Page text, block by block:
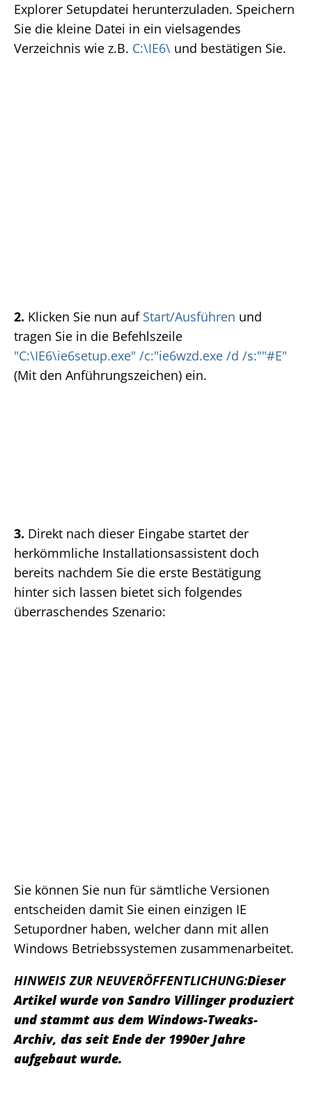
Explorer Setupdatei herunterzuladen. Speichern
Sie die kleine Datei in ein vielsagendes
Verzeichnis wie z.B. C:\IE6\ und bestätigen Sie.
2. Klicken Sie nun auf Start/Ausführen und
tragen Sie in die Befehlszeile
"C:\IE6\ie6setup.exe" /c:"ie6wzd.exe /d /s:""#E"
(Mit den Anführungszeichen) ein.
3. Direkt nach dieser Eingabe startet der
herkömmliche Installationsassistent doch
bereits nachdem Sie die erste Bestätigung
hinter sich lassen bietet sich folgendes
überraschendes Szenario:
Sie können Sie nun für sämtliche Versionen
entscheiden damit Sie einen einzigen IE
Setupordner haben, welcher dann mit allen
Windows Betriebssystemen zusammenarbeitet.
HINWEIS ZUR NEUVERÖFFENTLICHUNG:Dieser
Artikel wurde von Sandro Villinger produziert
und stammt aus dem Windows-Tweaks-
Archiv, das seit Ende der 1990er Jahre
aufgebaut wurde.